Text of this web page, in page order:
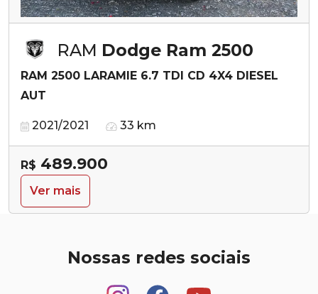
RAM Dodge Ram 2500
RAM 2500 LARAMIE 6.7 TDI CD 4X4 DIESEL
AUT
2021/2021 33 km
R$ 489.900
Ver mais
Nossas redes sociais